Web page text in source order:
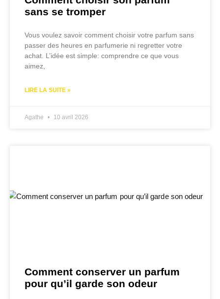
sans se tromper
Vous voulez savoir comment choisir votre parfum sans
passer des heures en parfumerie ni regretter votre
achat. L’idée est simple: comprendre ce que vous
aimez,
LIRE LA SUITE »
Agathe 10 avril 2026
Comment conserver un parfum
pour qu’il garde son odeur